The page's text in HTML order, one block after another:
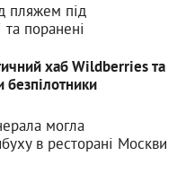
пляжем під
поранені
хаб Wildberries та
безпілотники
могла
в ресторані Москви